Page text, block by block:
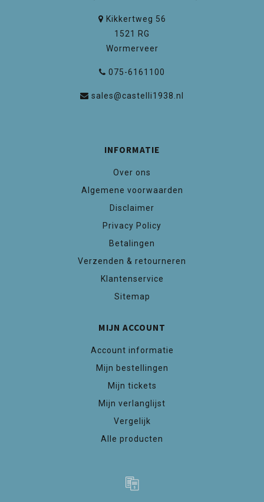
Kikkertweg 56
1521 RG
Wormerveer
075-6161100
sales@castelli1938.nl
INFORMATIE
Over ons
Algemene voorwaarden
Disclaimer
Privacy Policy
Betalingen
Verzenden & retourneren
Klantenservice
Sitemap
MIJN ACCOUNT
Account informatie
Mijn bestellingen
Mijn tickets
Mijn verlanglijst
Vergelijk
Alle producten